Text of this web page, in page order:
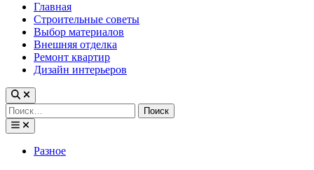
Главная
Строительные советы
Выбор материалов
Внешняя отделка
Ремонт квартир
Дизайн интерьеров
Найти:
PostedРазное